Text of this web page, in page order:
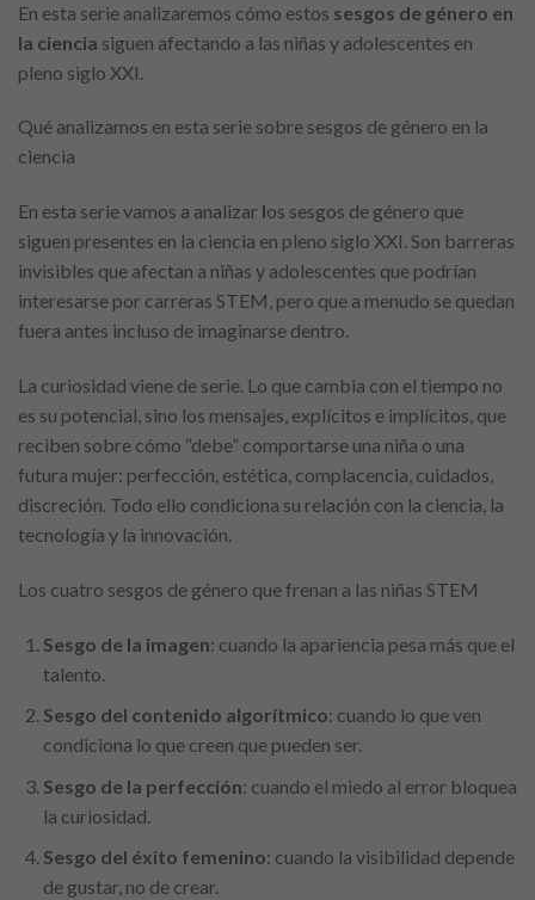
En esta serie analizaremos cómo estos sesgos de género en
la ciencia siguen afectando a las niñas y adolescentes en
pleno siglo XXI.
Qué analizamos en esta serie sobre sesgos de género en la
ciencia
En esta serie vamos a analizar los sesgos de género que
siguen presentes en la ciencia en pleno siglo XXI. Son barreras
invisibles que afectan a niñas y adolescentes que podrían
interesarse por carreras STEM, pero que a menudo se quedan
fuera antes incluso de imaginarse dentro.
La curiosidad viene de serie. Lo que cambia con el tiempo no
es su potencial, sino los mensajes, explícitos e implícitos, que
reciben sobre cómo “debe” comportarse una niña o una
futura mujer: perfección, estética, complacencia, cuidados,
discreción. Todo ello condiciona su relación con la ciencia, la
tecnología y la innovación.
Los cuatro sesgos de género que frenan a las niñas STEM
Sesgo de la imagen: cuando la apariencia pesa más que el
talento.
Sesgo del contenido algorítmico: cuando lo que ven
condiciona lo que creen que pueden ser.
Sesgo de la perfección: cuando el miedo al error bloquea
la curiosidad.
Sesgo del éxito femenino: cuando la visibilidad depende
de gustar, no de crear.